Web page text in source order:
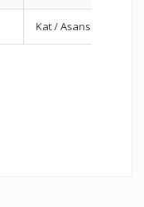
Kat / Asansör